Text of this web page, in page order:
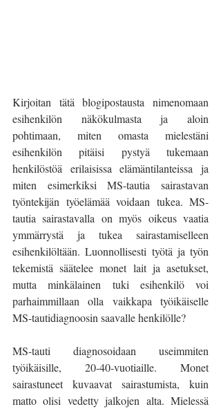
Kirjoitan tätä blogipostausta nimenomaan
esihenkilön näkökulmasta ja aloin
pohtimaan, miten omasta mielestäni
esihenkilön pitäisi pystyä tukemaan
henkilöstöä erilaisissa elämäntilanteissa ja
miten esimerkiksi MS-tautia sairastavan
työntekijän työelämää voidaan tukea. MS-
tautia sairastavalla on myös oikeus vaatia
ymmärrystä ja tukea sairastamiselleen
esihenkilöltään. Luonnollisesti työtä ja työn
tekemistä säätelee monet lait ja asetukset,
mutta minkälainen tuki esihenkilö voi
parhaimmillaan olla vaikkapa työikäiselle
MS-tautidiagnoosin saavalle henkilölle?
MS-tauti diagnosoidaan useimmiten
työikäisille, 20-40-vuotiaille. Monet
sairastuneet kuvaavat sairastumista, kuin
matto olisi vedetty jalkojen alta. Mielessä